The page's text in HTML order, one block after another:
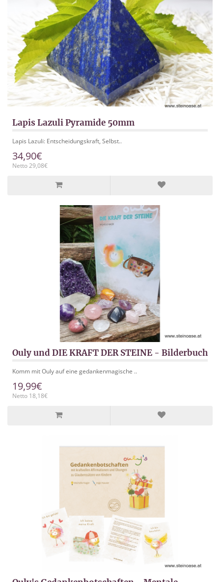
Lapis Lazuli Pyramide 50mm
Lapis Lazuli: Entscheidungskraft, Selbst..
34,90€
Netto 29,08€
Ouly und DIE KRAFT DER STEINE - Bilderbuch
Komm mit Ouly auf eine gedankenmagische ..
19,99€
Netto 18,18€